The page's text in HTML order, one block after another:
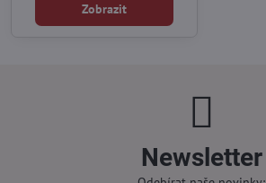
Zobrazit
Newsletter